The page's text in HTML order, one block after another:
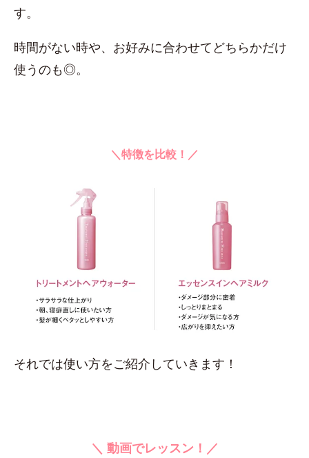
す。
時間がない時や、お好みに合わせてどちらかだけ
使うのも◎。
＼特徴を比較！／
それでは使い方をご紹介していきます！
＼ 動画でレッスン！／